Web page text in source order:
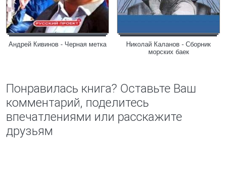
Андрей Кивинов - Черная метка
Николай Каланов - Сборник
морских баек
Понравилась книга? Оставьте Ваш
комментарий, поделитесь
впечатлениями или расскажите
друзьям